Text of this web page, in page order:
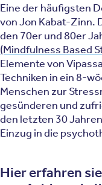
Eine der häufigsten
von Jon Kabat-Zinn.
den 70er und 80er
(Mindfulness Based
Elemente von
Techniken in ein 8-
Menschen zur
gesünderen und
den letzten 30
Einzug in die
Hier erfahren